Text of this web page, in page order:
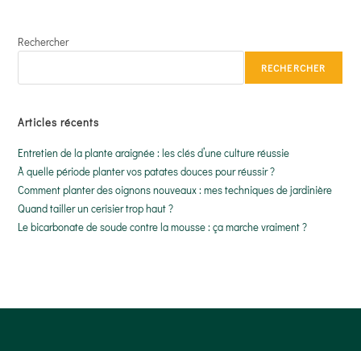
Rechercher
RECHERCHER
Articles récents
Entretien de la plante araignée : les clés d’une culture réussie
À quelle période planter vos patates douces pour réussir ?
Comment planter des oignons nouveaux : mes techniques de jardinière
Quand tailler un cerisier trop haut ?
Le bicarbonate de soude contre la mousse : ça marche vraiment ?